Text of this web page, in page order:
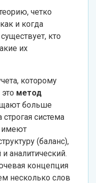
четко
и когда
кто
их
которому
метод
больше
система
имеют
(баланс),
и аналитический.
концепция
несколько слов